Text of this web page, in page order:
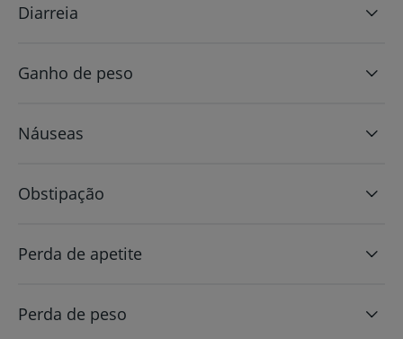
Diarreia
Ganho de peso
Náuseas
Obstipação
Perda de apetite
Perda de peso